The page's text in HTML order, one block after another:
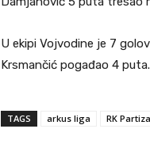
U ekipi Vojvodine je 7
Krsmančić pogađao 4 puta.
TAGS arkus liga RK